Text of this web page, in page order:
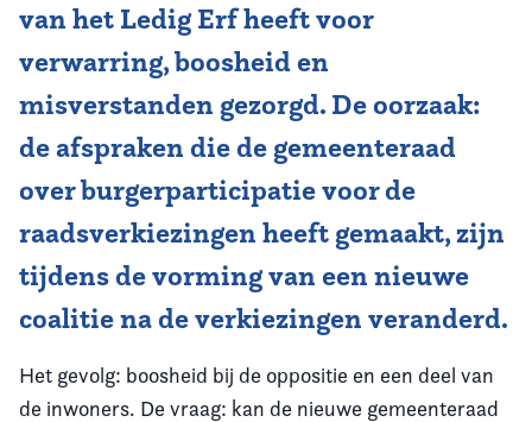
van het Ledig Erf heeft voor
verwarring, boosheid en
misverstanden gezorgd. De oorzaak:
de afspraken die de gemeenteraad
over burgerparticipatie voor de
raadsverkiezingen heeft gemaakt, zijn
tijdens de vorming van een nieuwe
coalitie na de verkiezingen veranderd.
Het gevolg: boosheid bij de oppositie en een deel van
de inwoners. De vraag: kan de nieuwe gemeenteraad